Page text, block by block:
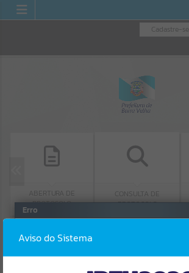
Cadastre-se
ABERTURA DE
PROTOCOLO
CONSULTA DE
PROTOCOLO
Aviso do Sistema
Erro
Gerenciamento do Sistema